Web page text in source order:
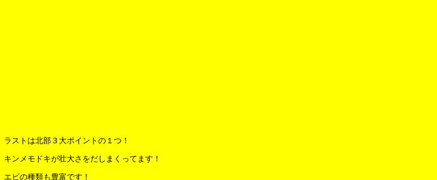
ラストは北部３大ポイントの１つ！
キンメモドキが壮大さをだしまくってます！
エビの種類も豊富です！